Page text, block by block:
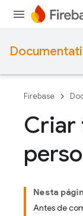
Firebase
Criar
Nesta
Antes de